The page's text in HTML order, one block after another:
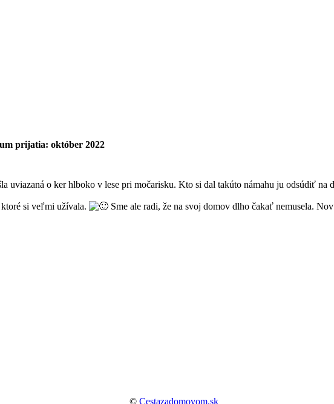
prijatia: október 2022
uviazaná o ker hlboko v lese pri močarisku. Kto si dal takúto námahu ju odsúdiť
si veľmi užívala.
Sme ale radi, že na svoj domov dlho čakať nemusela.
© Cestazadomovom.sk